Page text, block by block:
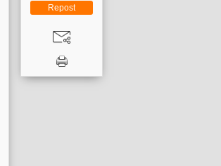
Repost